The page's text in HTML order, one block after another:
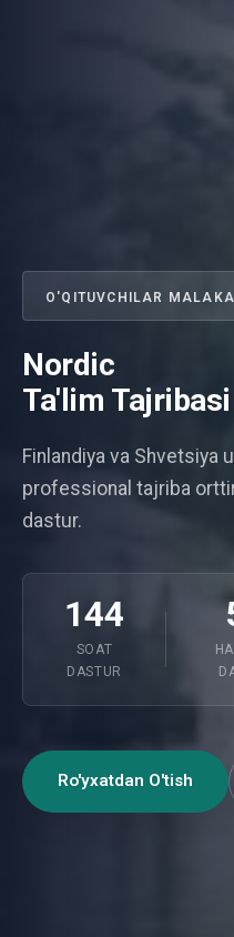
O'QITUVCHILAR
Nordic
Ta'lim Tajribasi
Finlandiya va Shvetsiya
professional tajriba
dastur.
144
SOAT
DASTUR
Ro'yxatdan O'tish